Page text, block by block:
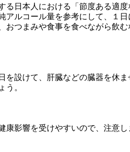
る日本人における「節度ある適
アルコール量を参考にして、１日
おつまみや食事を食べながら飲
を設けて、肝臓などの臓器を休
う。
康影響を受けやすいので、注意し